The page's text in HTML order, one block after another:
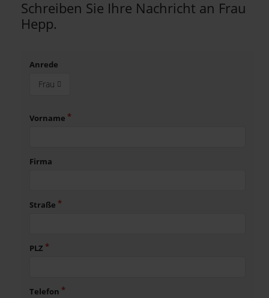
Schreiben Sie Ihre Nachricht an Frau
Hepp.
Anrede
Frau
Vorname
Firma
Straße
PLZ
Telefon